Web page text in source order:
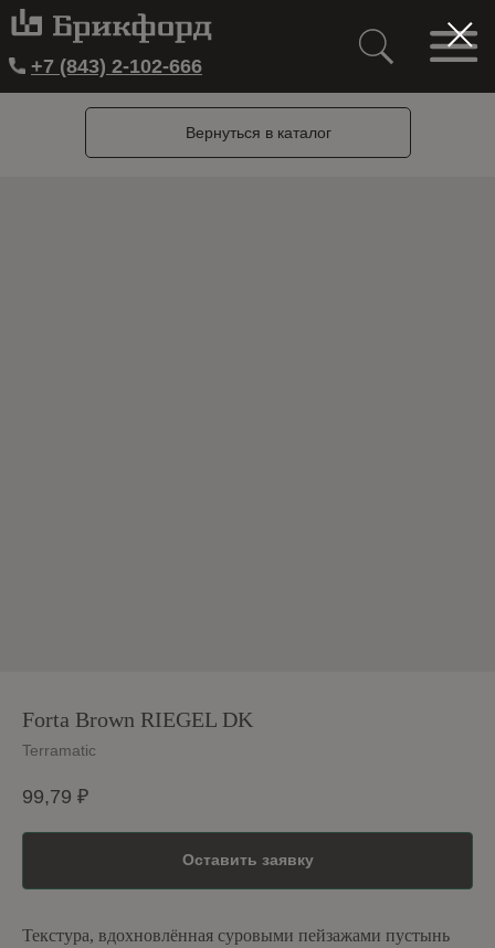
+7 (843) 2-102-666
Вернуться в каталог
Forta Brown RIEGEL DK
Terramatic
99,79 ₽
Оставить заявку
Текстура, вдохновлённая суровыми пейзажами пустынь